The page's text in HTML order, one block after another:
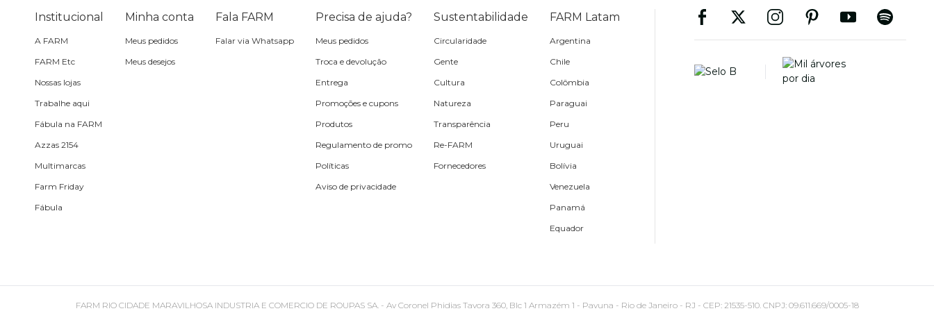
Óculos de sol
Planner
Institucional
A FARM
FARM Etc
Nossas lojas
Trabalhe aqui
Fábula na FARM
Azzas 2154
Multimarcas
Farm Friday
Fábula
Minha conta
Meus pedidos
Meus desejos
Fala FARM
Falar via Whatsapp
Precisa de ajuda?
Meus pedidos
Troca e devolução
Entrega
Promoções e cupons
Produtos
Regulamento de promo
Políticas
Aviso de privacidade
Sustentabilidade
Circularidade
Gente
Cultura
Natureza
Transparência
Re-FARM
Fornecedores
FARM Latam
Argentina
Chile
Colômbia
Paraguai
Peru
Uruguai
Bolívia
Venezuela
Panamá
Equador
FARM RIO CIDADE MARAVILHOSA INDUSTRIA E COMERCIO DE ROUPAS SA. - Av Coronel Phidias Tavora 360, Blc 1 Armazém 1 - Pavuna - Rio de Janeiro - RJ - CEP: 21535-510. CNPJ: 09.611.669/0005-18